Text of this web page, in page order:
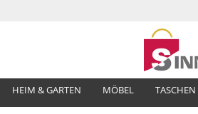
HEIM & GARTEN MÖBEL